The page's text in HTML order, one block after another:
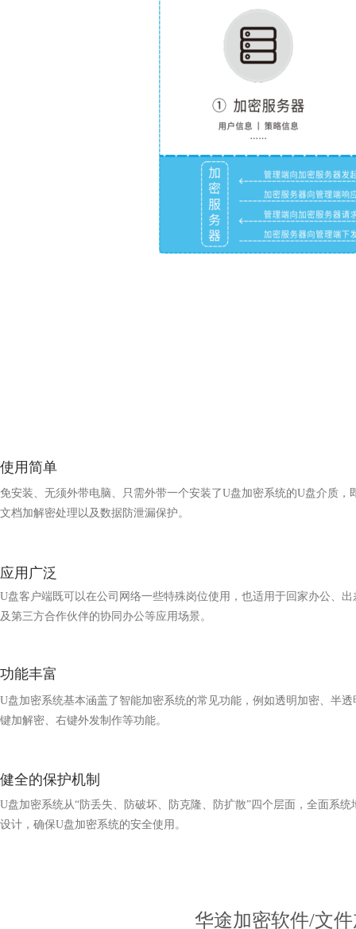
使用简单
免安装、无须外带电脑、只需外带一个安装了U盘加密系统的U盘介质，
文档加解密处理以及数据防泄漏保护。
应用广泛
U盘客户端既可以在公司网络一些特殊岗位使用，也适用于回家办公、出
及第三方合作伙伴的协同办公等应用场景。
功能丰富
U盘加密系统基本涵盖了智能加密系统的常见功能，例如透明加密、半透
键加解密、右键外发制作等功能。
健全的保护机制
U盘加密系统从“防丢失、防破坏、防克隆、防扩散”四个层面，全面系统
设计，确保U盘加密系统的安全使用。
华途加密软件/文